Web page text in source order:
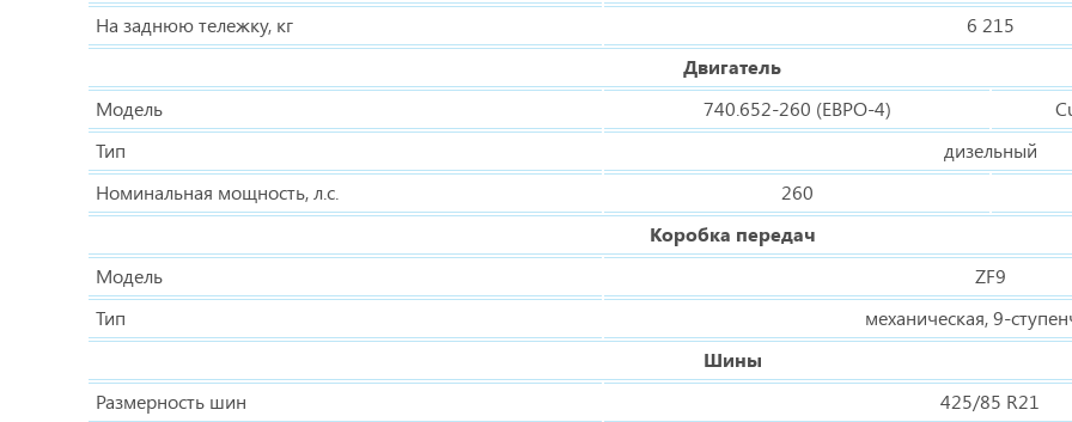
На заднюю тележку, кг
6 215
Двигатель
Модель
740.652-260 (ЕВРО-4)
Тип
дизельный
Номинальная мощность, л.с.
260
Коробка передач
Модель
ZF9
Тип
механическая, 9-
Шины
Размерность шин
425/85 R21